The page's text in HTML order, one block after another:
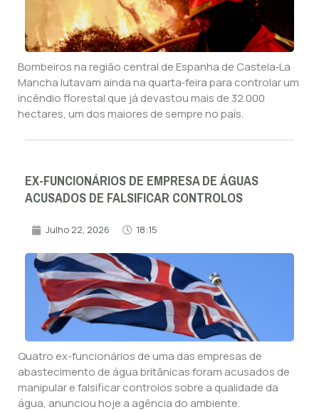
Bombeiros na região central de Espanha de Castela‑La
Mancha lutavam ainda na quarta‑feira para controlar um
incêndio florestal que já devastou mais de 32.000
hectares, um dos maiores de sempre no país.
EX-FUNCIONÁRIOS DE EMPRESA DE ÁGUAS
ACUSADOS DE FALSIFICAR CONTROLOS
Julho 22, 2026 18:15
Quatro ex-funcionários de uma das empresas de
abastecimento de água britânicas foram acusados de
manipular e falsificar controlos sobre a qualidade da
água, anunciou hoje a agência do ambiente.